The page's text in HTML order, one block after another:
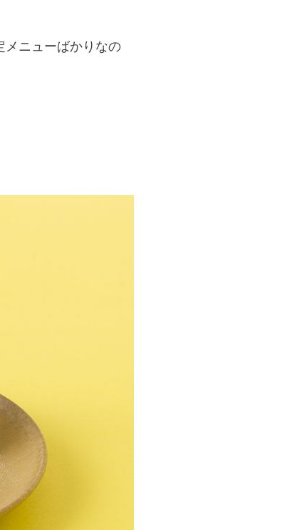
メニューばかりなの